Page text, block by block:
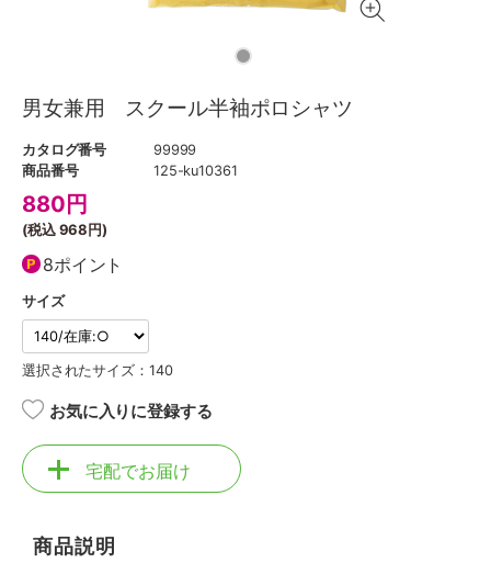
男女兼用 スクール半袖ポロシャツ
カタログ番号
99999
商品番号
125-ku10361
880 円
(税込968円)
8ポイント
サイズ
選択されたサイズ：140
お気に入りに登録する
宅配でお届け
商品説明